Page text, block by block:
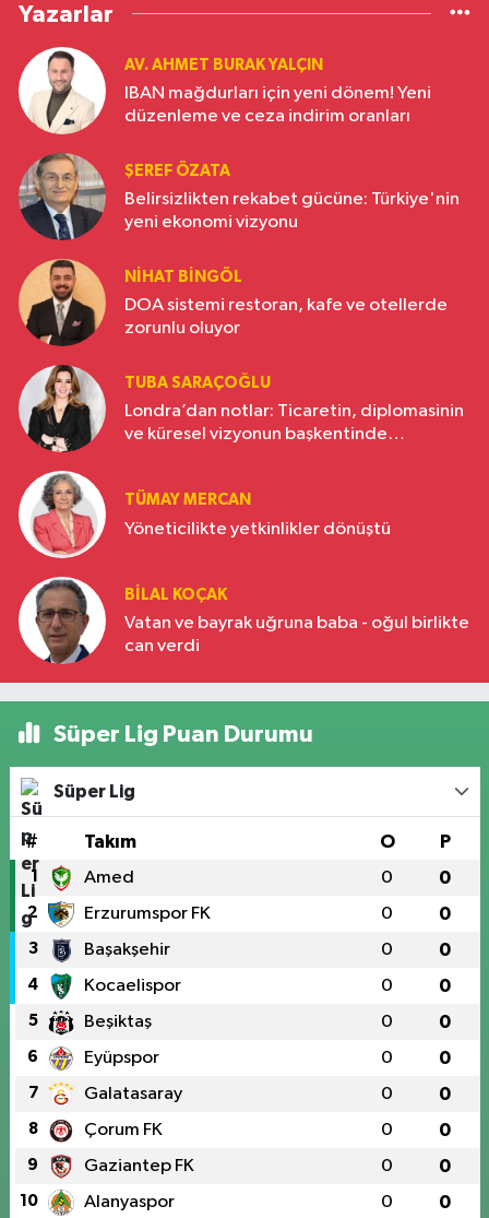
Yazarlar
AV. AHMET BURAK YALÇIN
IBAN mağdurları için yeni dönem! Yeni
düzenleme ve ceza indirim oranları
ŞEREF ÖZATA
Belirsizlikten rekabet gücüne: Türkiye'nin
yeni ekonomi vizyonu
NIHAT BINGÖL
DOA sistemi restoran, kafe ve otellerde
zorunlu oluyor
TUBA SARAÇOĞLU
Londra’dan notlar: Ticaretin, diplomasinin
ve küresel vizyonun başkentinde
TÜMAY MERCAN
Yöneticilikte yetkinlikler dönüştü
BILAL KOÇAK
Vatan ve bayrak uğruna baba - oğul birlikte
can verdi
Süper Lig Puan Durumu
Süper Lig
# Takım O P
1 Amed 0 0
2 Erzurumspor FK 0 0
3 Başakşehir 0 0
4 Kocaelispor 0 0
5 Beşiktaş 0 0
6 Eyüpspor 0 0
7 Galatasaray 0 0
8 Çorum FK 0 0
9 Gaziantep FK 0 0
10 Alanyaspor 0 0